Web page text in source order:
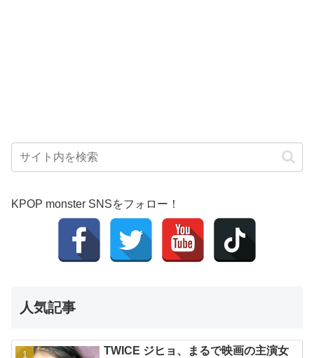
KPOP monster SNSをフォロー！
人気記事
TWICE ジヒョ、まるで映画の主演女